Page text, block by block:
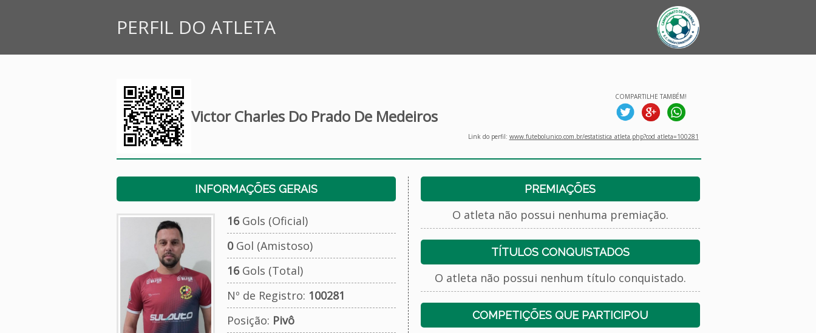
PERFIL DO ATLETA
Victor Charles Do Prado De Medeiros
COMPARTILHE TAMBÉM!
Link do perfil: www.futebolunico.com.br/estatistica_atleta.php?cod_atleta=100281
INFORMAÇÕES GERAIS
16Gols (Oficial)
0Gol (Amistoso)
16Gols (Total)
Nº de Registro: 100281
Posição: Pivô
PREMIAÇÕES
O atleta não possui nenhuma premiação.
TÍTULOS CONQUISTADOS
O atleta não possui nenhum título conquistado.
COMPETIÇÕES QUE PARTICIPOU